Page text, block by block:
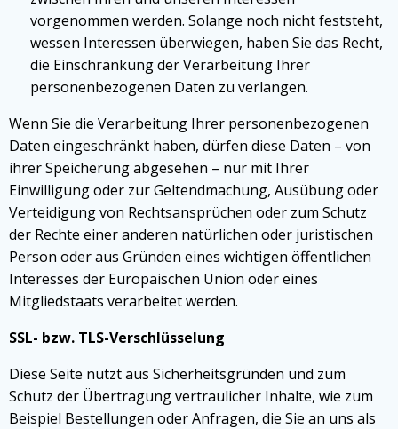
vorgenommen werden. Solange noch nicht feststeht,
wessen Interessen überwiegen, haben Sie das Recht,
die Einschränkung der Verarbeitung Ihrer
personenbezogenen Daten zu verlangen.
Wenn Sie die Verarbeitung Ihrer personenbezogenen
Daten eingeschränkt haben, dürfen diese Daten – von
ihrer Speicherung abgesehen – nur mit Ihrer
Einwilligung oder zur Geltendmachung, Ausübung oder
Verteidigung von Rechtsansprüchen oder zum Schutz
der Rechte einer anderen natürlichen oder juristischen
Person oder aus Gründen eines wichtigen öffentlichen
Interesses der Europäischen Union oder eines
Mitgliedstaats verarbeitet werden.
SSL- bzw. TLS-Verschlüsselung
Diese Seite nutzt aus Sicherheitsgründen und zum
Schutz der Übertragung vertraulicher Inhalte, wie zum
Beispiel Bestellungen oder Anfragen, die Sie an uns als